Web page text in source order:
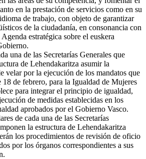
en la prestación de servicios como en su
de trabajo, con objeto de garantizar
de la ciudadanía, en consonancia con
estratégica sobre el euskera
una de las Secretarías Generales que
de Lehendakaritza asumir la
velar por la ejecución de los mandatos que
de febrero, para la Igualdad de Mujeres
para integrar el principio de igualdad,
de medidas establecidas en los
aprobados por el Gobierno Vasco.
de cada una de las Secretarías
la estructura de Lehendakaritza
los procedimientos de revisión de oficio
por los órganos correspondientes a sus